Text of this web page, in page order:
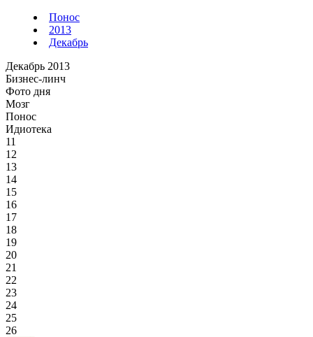
Понос
2013
Декабрь
Декабрь 2013
Бизнес-линч
Фото дня
Мозг
Понос
Идиотека
11
12
13
14
15
16
17
18
19
20
21
22
23
24
25
26